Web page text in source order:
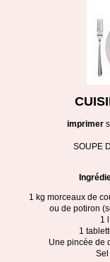
imprimer
SOUPE
1 kg morceaux de
ou de potiron
1
1
Une pincée de
Sel